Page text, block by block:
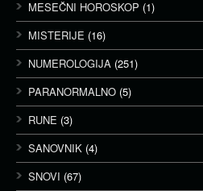
MESEČNI HOROSKOP (1)
MISTERIJE (16)
NUMEROLOGIJA (251)
PARANORMALNO (5)
RUNE (3)
SANOVNIK (4)
SNOVI (67)